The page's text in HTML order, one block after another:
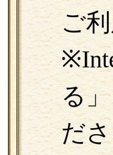
ご
る
だ